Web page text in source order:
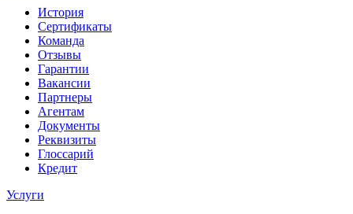
История
Сертификаты
Команда
Отзывы
Гарантии
Вакансии
Партнеры
Агентам
Документы
Реквизиты
Глоссарий
Кредит
Услуги